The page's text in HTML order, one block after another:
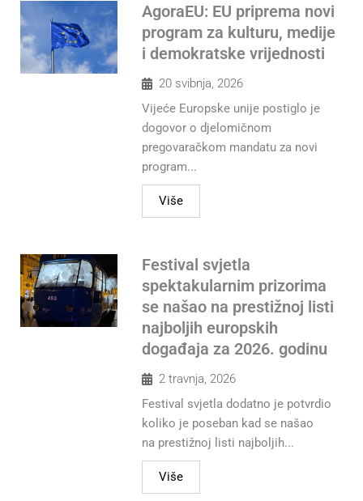
AgoraEU: EU priprema novi
program za kulturu, medije
i demokratske vrijednosti
20 svibnja, 2026
Vijeće Europske unije postiglo je
dogovor o djelomičnom
pregovaračkom mandatu za novi
program...
Više
Festival svjetla
spektakularnim prizorima
se našao na prestižnoj listi
najboljih europskih
događaja za 2026. godinu
2 travnja, 2026
Festival svjetla dodatno je potvrdio
koliko je poseban kad se našao
na prestižnoj listi najboljih...
Više